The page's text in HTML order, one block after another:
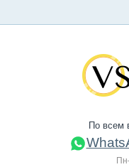
По всем